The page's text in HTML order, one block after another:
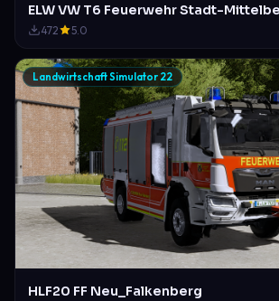
ELW VW T6 Feuerwehr Stadt-
472 5.0
Landwirtschaft Simulator 22
HLF20 FF Neu_Falkenberg